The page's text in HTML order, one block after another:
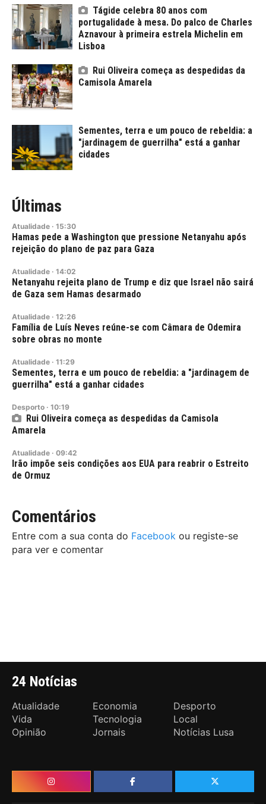
Tágide celebra 80 anos com
portugalidade à mesa. Do palco de Charles
Aznavour à primeira estrela Michelin em
Lisboa
Rui Oliveira começa as despedidas da
Camisola Amarela
Sementes, terra e um pouco de rebeldia: a
"jardinagem de guerrilha" está a ganhar
cidades
Últimas
Atualidade · 15:30
Hamas pede a Washington que pressione Netanyahu após
rejeição do plano de paz para Gaza
Atualidade · 14:02
Netanyahu rejeita plano de Trump e diz que Israel não sairá
de Gaza sem Hamas desarmado
Atualidade · 12:26
Família de Luís Neves reúne-se com Câmara de Odemira
sobre obras no monte
Atualidade · 11:29
Sementes, terra e um pouco de rebeldia: a "jardinagem de
guerrilha" está a ganhar cidades
Desporto · 10:19
Rui Oliveira começa as despedidas da Camisola
Amarela
Atualidade · 09:42
Irão impõe seis condições aos EUA para reabrir o Estreito
de Ormuz
Comentários
Entre com a sua conta do Facebook ou registe-se
para ver e comentar
24 Notícias
Atualidade Economia
Desporto
Vida
Tecnologia
Local
Opinião
Jornais Notícias Lusa